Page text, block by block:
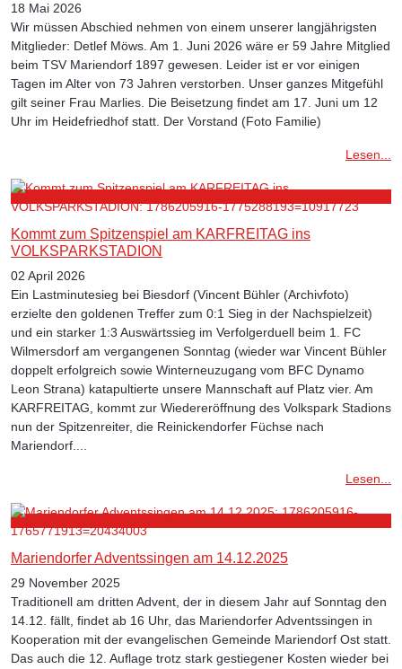
18 Mai 2026
Wir müssen Abschied nehmen von einem unserer langjährigsten
Mitglieder: Detlef Möws. Am 1. Juni 2026 wäre er 59 Jahre Mitglied
beim TSV Mariendorf 1897 gewesen. Leider ist er vor einigen
Tagen im Alter von 73 Jahren verstorben. Unser ganzes Mitgefühl
gilt seiner Frau Marlies. Die Beisetzung findet am 17. Juni um 12
Uhr im Heidefriedhof statt. Der Vorstand (Foto Familie)
Lesen...
Kommt zum Spitzenspiel am KARFREITAG ins
VOLKSPARKSTADION
02 April 2026
Ein Lastminutesieg bei Biesdorf (Vincent Bühler (Archivfoto)
erzielte den goldenen Treffer zum 0:1 Sieg in der Nachspielzeit)
und ein starker 1:3 Auswärtssieg im Verfolgerduell beim 1. FC
Wilmersdorf am vergangenen Sonntag (wieder war Vincent Bühler
doppelt erfolgreich sowie Winterneuzugang vom BFC Dynamo
Leon Strana) katapultierte unsere Mannschaft auf Platz vier. Am
KARFREITAG, kommt zur Wiedereröffnung des Volkspark Stadions
nun der Spitzenreiter, die Reinickendorfer Füchse nach
Mariendorf....
Lesen...
Mariendorfer Adventssingen am 14.12.2025
29 November 2025
Traditionell am dritten Advent, der in diesem Jahr auf Sonntag den
14.12. fällt, findet ab 16 Uhr, das Mariendorfer Adventssingen in
Kooperation mit der evangelischen Gemeinde Mariendorf Ost statt.
Das auch die 12. Auflage trotz stark gestiegener Kosten wieder bei